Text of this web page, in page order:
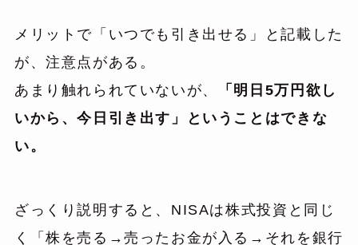
メリットで「いつでも引き出せる」と記載した
が、注意点がある。
あまり触れられていないが、
「明日5万円欲し
いから、今日引き出す」ということはできな
い。
ざっくり説明すると、NISAは株式投資と同じ
く「株を売る→売ったお金が入る→それを銀行